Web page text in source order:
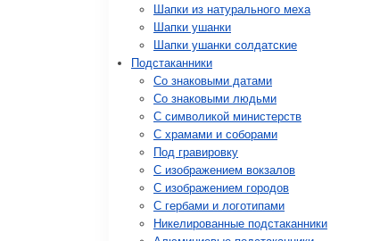
Шапки из натурального меха
Шапки ушанки
Шапки ушанки солдатские
Подстаканники
Со знаковыми датами
Cо знаковыми людьми
C символикой министерств
C храмами и соборами
Под гравировку
С изображением вокзалов
С изображением городов
С гербами и логотипами
Никелированные подстаканники